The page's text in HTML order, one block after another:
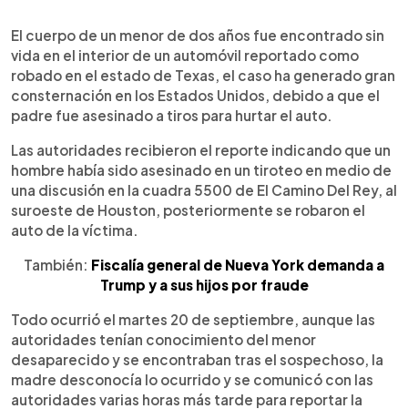
Escuchar artículo
El cuerpo de un menor de dos años fue encontrado sin
vida en el interior de un automóvil reportado como
robado en el estado de Texas, el caso ha generado gran
consternación en los Estados Unidos, debido a que el
padre fue asesinado a tiros para hurtar el auto.
Las autoridades recibieron el reporte indicando que un
hombre había sido asesinado en un tiroteo en medio de
una discusión en la cuadra 5500 de El Camino Del Rey, al
suroeste de Houston, posteriormente se robaron el
auto de la víctima.
También: Fiscalía general de Nueva York demanda a
Trump y a sus hijos por fraude
Todo ocurrió el martes 20 de septiembre, aunque las
autoridades tenían conocimiento del menor
desaparecido y se encontraban tras el sospechoso, la
madre desconocía lo ocurrido y se comunicó con las
autoridades varias horas más tarde para reportar la